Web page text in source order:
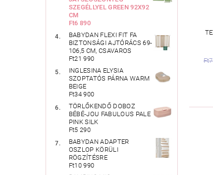
SZEGÉLLYEL GREEN 92X92
CM
Ft6 890
BABYDAN FLEXI FIT FA
BIZTONSÁGI AJTÓRÁCS 69-
106,5 CM, CSAVAROS
Ft21 990
INGLESINA ELYSIA
SZOPTATÓS PÁRNA WARM
BEIGE
Ft34 900
TÖRLŐKENDŐ DOBOZ
BÉBÉ-JOU FABULOUS PALE
PINK SILK
Ft5 290
BABYDAN ADAPTER
OSZLOP KÖRÜLI
RÖGZÍTÉSRE
Ft10 990